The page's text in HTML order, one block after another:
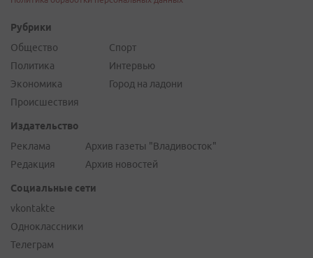
Рубрики
Общество
Политика
Экономика
Происшествия
Спорт
Интервью
Город на ладони
Издательство
Реклама
Редакция
Архив газеты "Владивосток"
Архив новостей
Социальные сети
vkontakte
Одноклассники
Телеграм